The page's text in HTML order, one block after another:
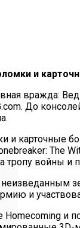
На Зелених
и
вражда:
До
и карточные
войны и
и
и